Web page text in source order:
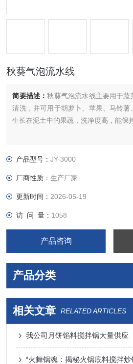
秋葵气泡流水线
简要描述：秋葵气泡流水线主要用于
清洗，并可用于胡萝卜、苹果、马铃
生长在泥土中的果蔬，洗净度高，能保
产品型号：JY-3000
厂商性质：生产厂家
更新时间： 2026-05-19
访 问 量： 1058
产品咨询
产品分类
相关文章 RELATED ARTICLES
我公司月饼馅料搅拌锅大量供应
“火舞锅魂：揭秘火锅底料搅拌